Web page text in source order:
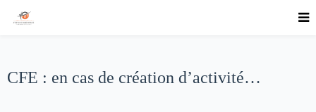
CFE : en cas de création d’activité…